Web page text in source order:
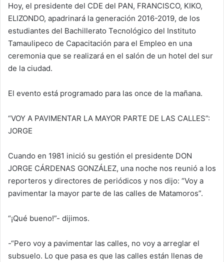
Hoy, el presidente del CDE del PAN, FRANCISCO, KIKO,
ELIZONDO, apadrinará la generación 2016-2019, de los
estudiantes del Bachillerato Tecnológico del Instituto
Tamaulipeco de Capacitación para el Empleo en una
ceremonia que se realizará en el salón de un hotel del sur
de la ciudad.
El evento está programado para las once de la mañana.
“VOY A PAVIMENTAR LA MAYOR PARTE DE LAS CALLES”:
JORGE
Cuando en 1981 inició su gestión el presidente DON
JORGE CÁRDENAS GONZÁLEZ, una noche nos reunió a los
reporteros y directores de periódicos y nos dijo: “Voy a
pavimentar la mayor parte de las calles de Matamoros”.
“¡Qué bueno!”- dijimos.
-“Pero voy a pavimentar las calles, no voy a arreglar el
subsuelo. Lo que pasa es que las calles están llenas de